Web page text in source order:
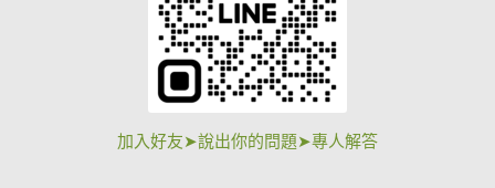
加入好友➤說出你的問題➤專人解答